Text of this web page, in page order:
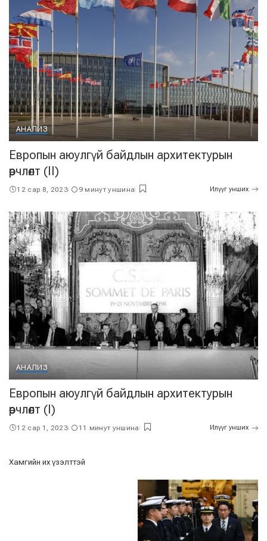
АНАЛИЗ
Европын аюулгүй байдлын архитектурын
өөрчлөлт (II)
12 сар 8, 2023 9 минут уншина Илүүг унших
АНАЛИЗ
Европын аюулгүй байдлын архитектурын
өөрчлөлт (I)
12 сар 1, 2023 11 минут уншина Илүүг унших
Хамгийн их үзэлттэй